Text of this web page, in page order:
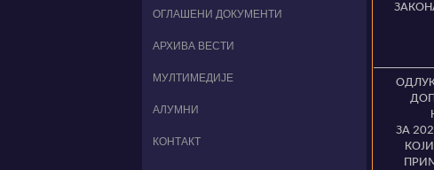
ОГЛАШЕНИ ДОКУМЕНТИ
АРХИВА ВЕСТИ
МУЛТИМЕДИЈЕ
АЛУМНИ
КОНТАКТ
ЗА